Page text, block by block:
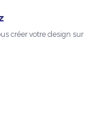
créer votre design sur